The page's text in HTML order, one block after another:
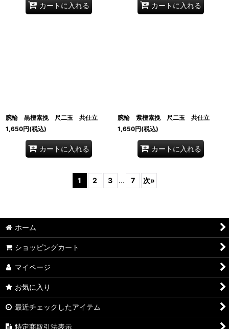
カートに入れる カートに入れる
腕輪 黒檀素挽 尺二玉 共仕立
1,650円(税込)
カートに入れる
腕輪 紫檀素挽 尺二玉 共仕立
1,650円(税込)
カートに入れる
1 2 3 ... 7 次»
ホーム
ショッピングカート
マイページ
お気に入り
最近チェックしたアイテム
特定商取引法表示